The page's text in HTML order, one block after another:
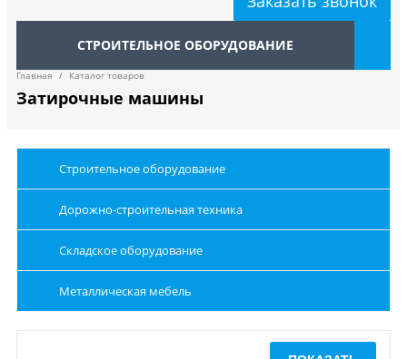
СТРОИТЕЛЬНОЕ ОБОРУДОВАНИЕ
Главная / Каталог товаров
Затирочные машины
Строительное оборудование
Дорожно-строительная техника
Складское оборудование
Металлическая мебель